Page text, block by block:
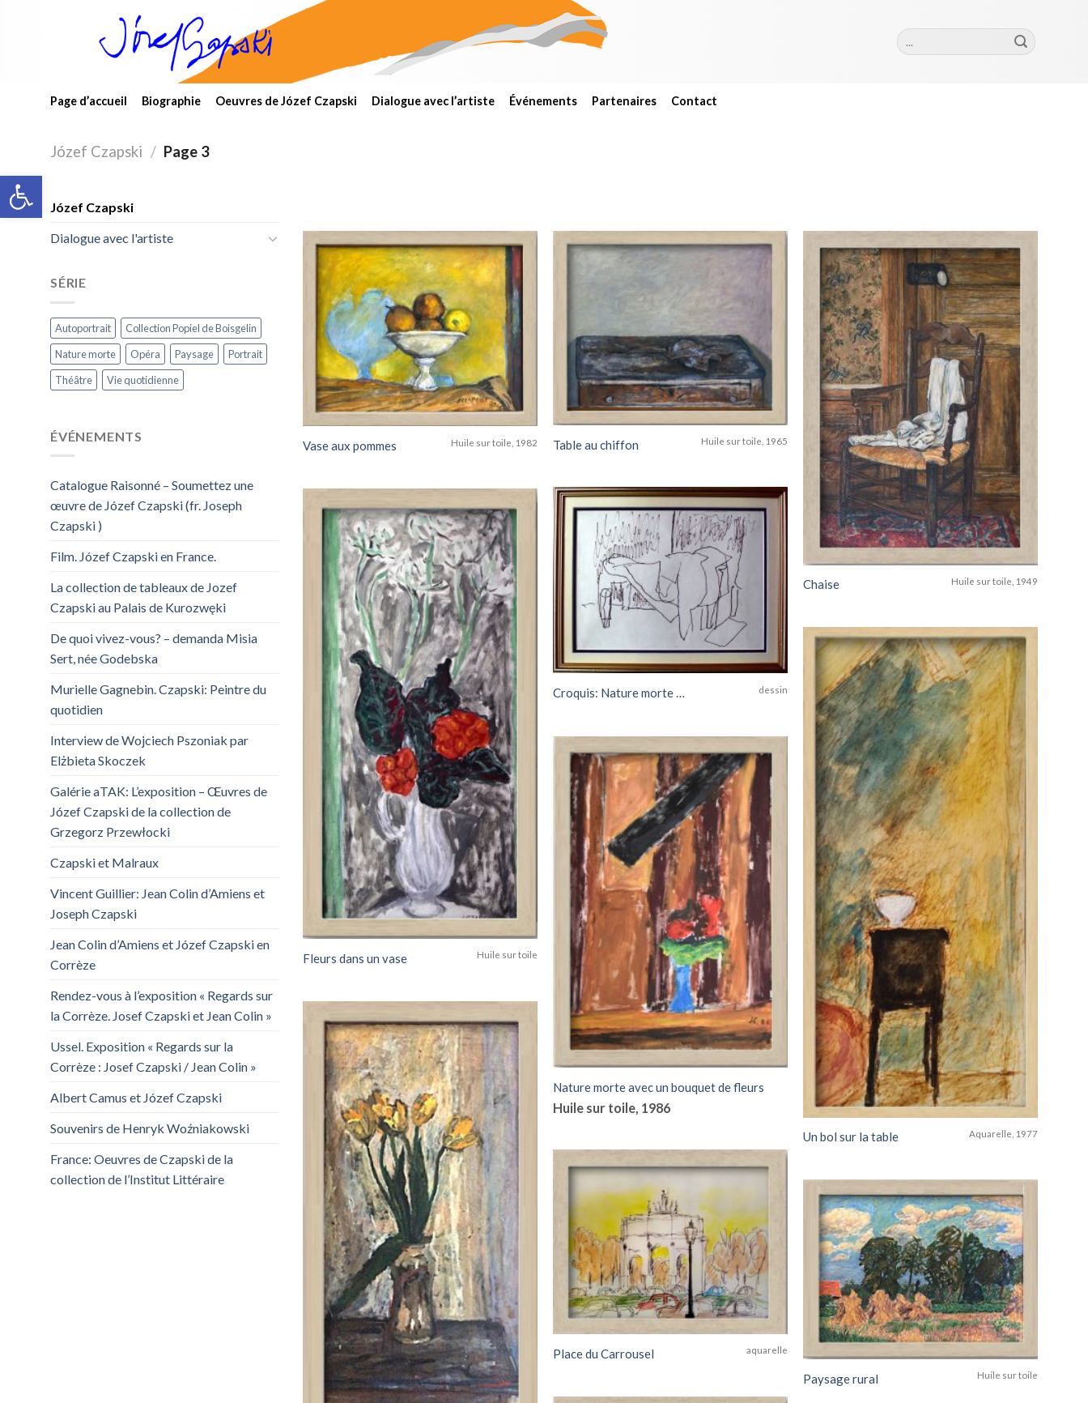
Open toolbar
Szukaj:
Page d’accueil Biographie Oeuvres de Józef Czapski Dialogue avec l’artiste Événements Partenaires Contact
Józef Czapski / Page 3
Józef Czapski
Dialogue avec l'artiste
SÉRIE
Autoportrait
Collection Popiel de Boisgelin
Nature morte
Opéra Paysage
Portrait
Théâtre
Vie quotidienne
ÉVÉNEMENTS
Catalogue Raisonné – Soumettez une
œuvre de Józef Czapski (fr. Joseph
Czapski )
Film. Józef Czapski en France.
La collection de tableaux de Jozef
Czapski au Palais de Kurozwęki
De quoi vivez-vous? – demanda Misia
Sert, née Godebska
Murielle Gagnebin. Czapski: Peintre du
quotidien
Interview de Wojciech Pszoniak par
Elżbieta Skoczek
Galérie aTAK: L’exposition – Œuvres de
Józef Czapski de la collection de
Grzegorz Przewłocki
Czapski et Malraux
Vincent Guillier: Jean Colin d’Amiens et
Joseph Czapski
Jean Colin d’Amiens et Józef Czapski en
Corrèze
Rendez-vous à l’exposition « Regards sur
la Corrèze. Josef Czapski et Jean Colin »
Ussel. Exposition « Regards sur la
Corrèze : Josef Czapski / Jean Colin »
Albert Camus et Józef Czapski
Souvenirs de Henryk Woźniakowski
France: Oeuvres de Czapski de la
collection de l’Institut Littéraire
Add to
wishlist
Vase aux pommes Huile sur toile, 1982 Table au chiffon Huile sur toile, 1965
Add to
wishlist
Chaise Huile sur toile, 1949
Add to
wishlist
Croquis: Nature morte … dessin
Add to
wishlist
Fleurs dans un vase Huile sur toile
Add to
wishlist
Un bol sur la table Aquarelle, 1977
Add to
wishlist
Nature morte avec un bouquet de fleurs
Huile sur toile, 1986
Add to
wishlist
Place du Carrousel aquarelle
Add to
wishlist
Paysage rural Huile sur toile